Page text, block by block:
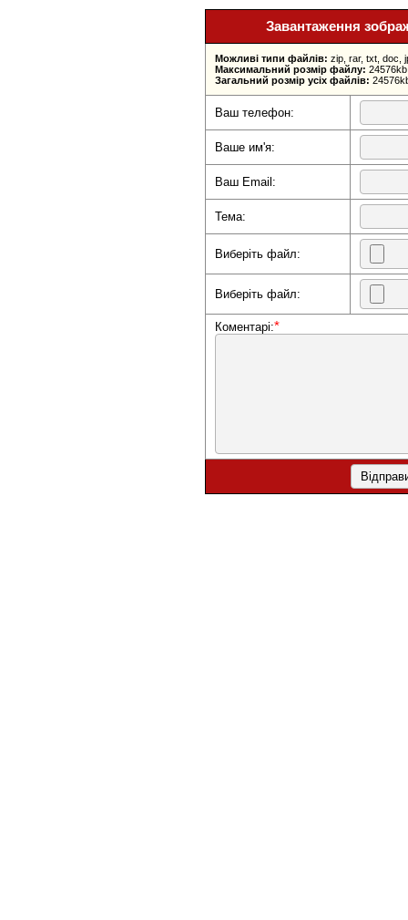
Завантаження
Можливі типи файлів: zip, rar, txt, doc,
Максимальний розмір файлу:
Загальний розмір усіх файлів:
Ваш телефон:
Ваше им'я:
Ваш Email:
Тема:
Виберіть файл:
Виберіть файл:
Коментарі:*